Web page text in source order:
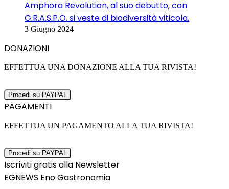
Amphora Revolution, al suo debutto, con
G.R.A.S.P.O. si veste di biodiversità viticola.
3 Giugno 2024
DONAZIONI
EFFETTUA UNA DONAZIONE ALLA TUA RIVISTA!
PAGAMENTI
EFFETTUA UN PAGAMENTO ALLA TUA RIVISTA!
Iscriviti gratis alla Newsletter
EGNEWS Eno Gastronomia